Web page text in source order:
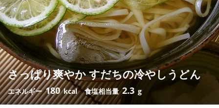
さっぱり爽やか すだちの冷やしうどん
エネルギー180 kcal 食塩相当量2.3 g